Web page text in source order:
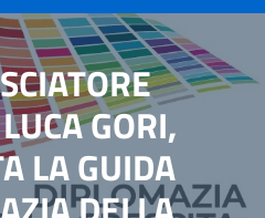
GORI,
LA GUIDA